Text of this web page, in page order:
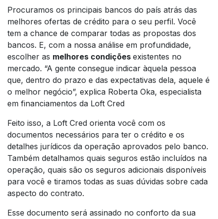
Procuramos os principais bancos do país atrás das
melhores ofertas de crédito para o seu perfil. Você
tem a chance de comparar todas as propostas dos
bancos. E, com a nossa análise em profundidade,
escolher as melhores condições existentes no
mercado. “A gente consegue indicar àquela pessoa
que, dentro do prazo e das expectativas dela, aquele é
o melhor negócio”, explica Roberta Oka, especialista
em financiamentos da Loft Cred
Feito isso, a Loft Cred orienta você com os
documentos necessários para ter o crédito e os
detalhes jurídicos da operação aprovados pelo banco.
Também detalhamos quais seguros estão incluídos na
operação, quais são os seguros adicionais disponíveis
para você e tiramos todas as suas dúvidas sobre cada
aspecto do contrato.
Esse documento será assinado no conforto da sua